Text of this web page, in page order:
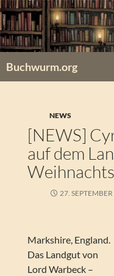
Zum
Inhalt
springen
Buchwurm.org
NEWS
[NEWS]
auf dem
27.
Markshire, England.
Das Landgut von
Lord Warbeck –